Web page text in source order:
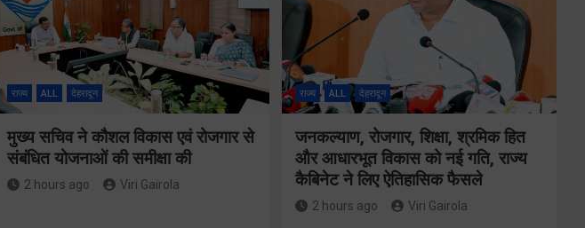
राज्य ALL देहरादून
मुख्य सचिव ने कौशल विकास एवं रोजगार से
संबंधित योजनाओं की समीक्षा की
2 hours ago Viri Gairola
राज्य ALL देहरादून
जनकल्याण, रोजगार, शिक्षा, श्रमिक हित
और आधारभूत विकास को नई गति, राज्य
कैबिनेट ने लिए ऐतिहासिक फैसले
2 hours ago Viri Gairola